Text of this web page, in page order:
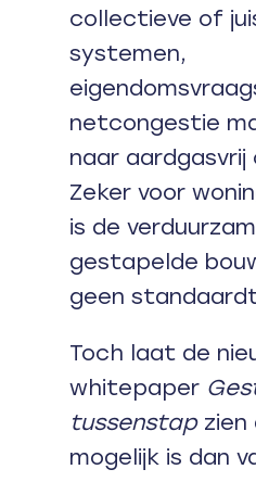
collectieve of
systemen,
netcongestie
naar aardgasvrij
Zeker voor
is de
gestapelde
geen
Toch laat de
whitepaper
tussenstapzien
mogelijk is dan